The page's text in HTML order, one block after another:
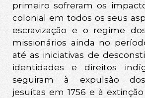
primeiro sofreram os
colonial em todos os seus
escravização e o regime
missionários ainda no
até as iniciativas de
identidades e direitos
seguiram à expulsão dos
jesuítas em 1756 e à